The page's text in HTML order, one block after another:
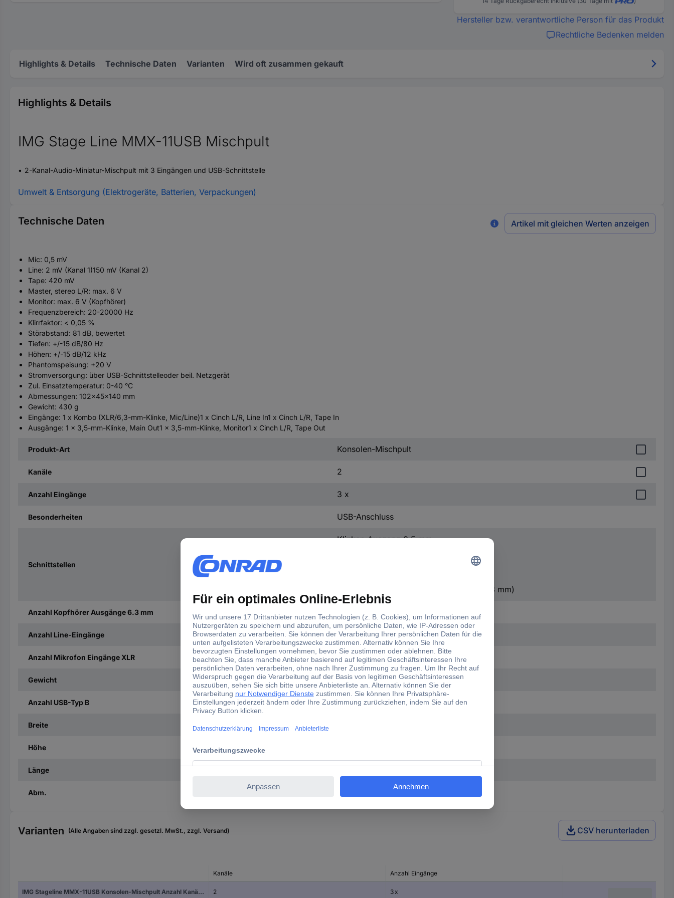
Hersteller bzw. verantwortliche Person für das Produkt
Rechtliche Bedenken melden
Highlights & Details Technische Daten Varianten Wird oft zusammen gekauft
Highlights & Details
IMG Stage Line MMX-11USB Mischpult
2-Kanal-Audio-Miniatur-Mischpult mit 3 Eingängen und USB-Schnittstelle
Umwelt & Entsorgung (Elektrogeräte, Batterien, Verpackungen)
Technische Daten Artikel mit gleichen Werten anzeigen
Mic: 0,5 mV
Line: 2 mV (Kanal 1)150 mV (Kanal 2)
Tape: 420 mV
Master, stereo L/R: max. 6 V
Monitor: max. 6 V (Kopfhörer)
Frequenzbereich: 20-20000 Hz
Klirrfaktor: < 0,05 %
Störabstand: 81 dB, bewertet
Tiefen: +/-15 dB/80 Hz
Höhen: +/-15 dB/12 kHz
Phantomspeisung: +20 V
Stromversorgung: über USB-Schnittstelleoder beil. Netzgerät
Zul. Einsatztemperatur: 0-40 °C
Abmessungen: 102x45x140 mm
Gewicht: 430 g
Eingänge: 1 x Kombo (XLR/6,3-mm-Klinke, Mic/Line)1 x Cinch L/R, Line In1 x Cinch L/R, Tape In
Ausgänge: 1 x 3,5-mm-Klinke, Main Out1 x 3,5-mm-Klinke, Monitor1 x Cinch L/R, Tape Out
Produkt-Art Konsolen-Mischpult
Kanäle 2
Anzahl Eingänge 3 x
Besonderheiten USB-Anschluss
Schnittstellen
Klinken-Ausgang 3.5 mm
Mikrofon-Eingang Kombi (XLR, Klinke 6.3 mm)
Anzahl Kopfhörer Ausgänge 6.3 mm 1 x
Anzahl Line-Eingänge 1 x
Anzahl Mikrofon Eingänge XLR 1 x
Gewicht 430 g
Anzahl USB-Typ B 1 x
Breite
Höhe
Länge
Abm. (L x B x H) 140 x 102 x 45 mm
Varianten (Alle Angaben sind zzgl. gesetzl. MwSt., zzgl. Versand) CSV herunterladen
Kanäle Anzahl Eingänge
IMG Stageline MMX-11USB Konsolen-Mischpult Anzahl Kanäle:2 USB-Anschluss 2 3 x